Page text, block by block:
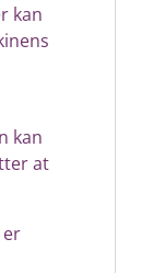
kan
kan
at